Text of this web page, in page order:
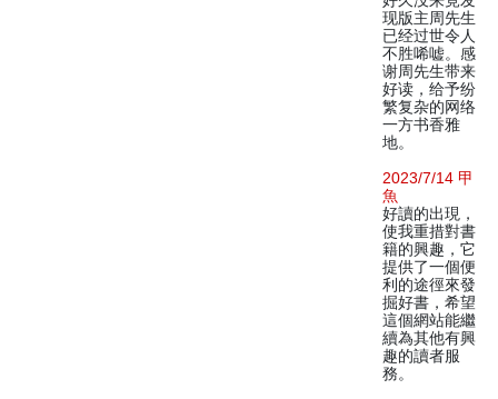
现版主周先生
已经过世令人
不胜唏嘘。感
谢周先生带来
好读，给予纷
繁复杂的网络
一方书香雅
地。
2023/7/14 甲
魚
好讀的出現，
使我重措對書
籍的興趣，它
提供了一個便
利的途徑來發
掘好書，希望
這個網站能繼
續為其他有興
趣的讀者服
務。